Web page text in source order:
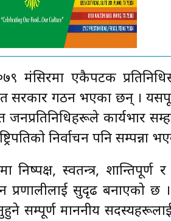
मंसिरमा एकैपटक
सरकार गठन भएका छन् ।
जनप्रतिनिधिहरूले कार्यभार
निर्वाचन पनि सम्पन्ना
निष्पक्ष, स्वतन्त्र,
प्रणालीलाई सुदृढ बनाएको छ
सम्पूर्ण माननीय